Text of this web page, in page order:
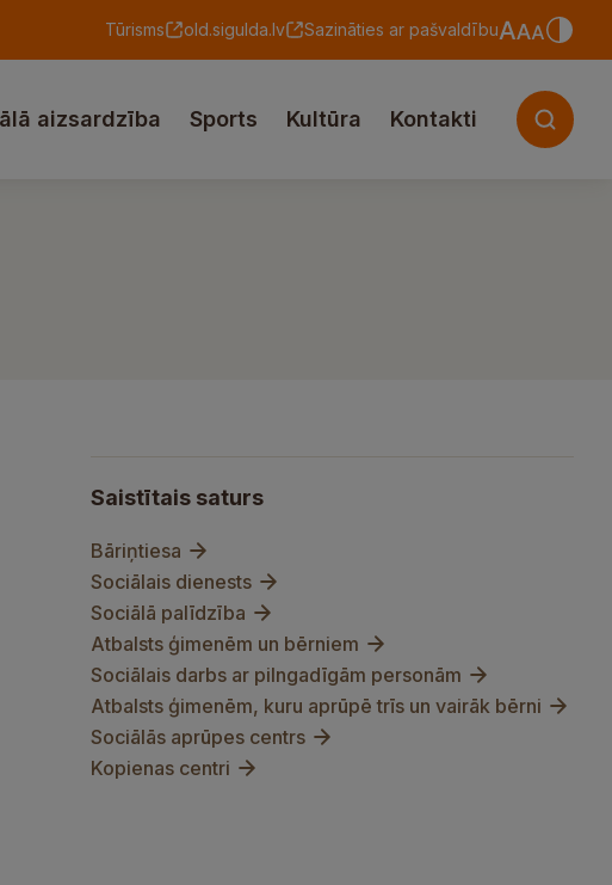
Tūrisms old.sigulda.lv Sazināties ar pašvaldību
aizsardzība Sports Kultūra Kontakti
Saistītais saturs
Bāriņtiesa
Sociālais dienests
Sociālā palīdzība
Atbalsts ģimenēm un bērniem
Sociālais darbs ar pilngadīgām personām
Atbalsts ģimenēm, kuru aprūpē trīs un vairāk bērni
Sociālās aprūpes centrs
Kopienas centri